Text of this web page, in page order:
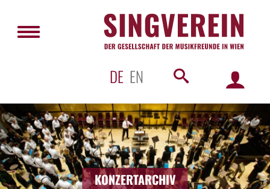
DE EN
KONZERTARCHIV